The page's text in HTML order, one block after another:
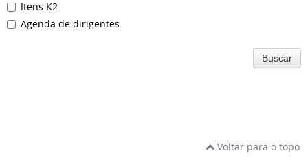
Itens K2
Agenda de dirigentes
Buscar
Voltar para o topo